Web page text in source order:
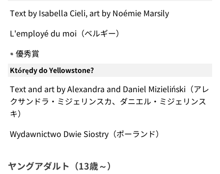
Text by Isabella Cieli, art by Noémie Marsily
L'employé du moi（ベルギー）
優秀賞
Którędy do Yellowstone?
Text and art by Alexandra and Daniel Mizieliński（アレ
クサンドラ・ミジェリンスカ、ダニエル・ミジェリンス
キ）
Wydawnictwo Dwie Siostry（ポーランド）
ヤングアダルト（13歳～）